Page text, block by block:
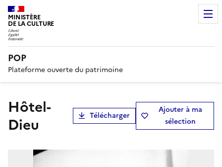
MINISTÈRE
DE LA CULTURE
POP
Plateforme ouverte du patrimoine
Hôtel-
Dieu
Télécharger
Ajouter à ma
sélection